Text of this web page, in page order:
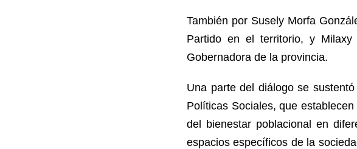
También por Susely Morfa
Partido en el territorio, y
Gobernadora de la
Una parte del diálogo se
Políticas Sociales, que
del bienestar poblacional en
espacios específicos de la